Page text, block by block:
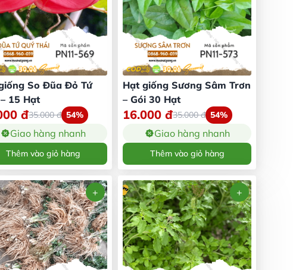
So Đũa Đỏ Tứ
15 Hạt
đ35.000đ 54%
Giao hàng nhanh
Thêm vào giỏ hàng
Hạt giống Sương Sâm Trơn
– Gói 30 Hạt
16.000 đ35.000đ 54%
Giao hàng nhanh
Thêm vào giỏ hàng